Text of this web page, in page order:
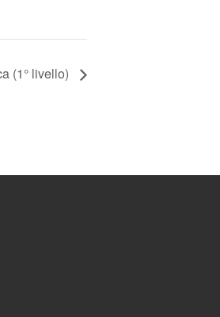
(1° livello)